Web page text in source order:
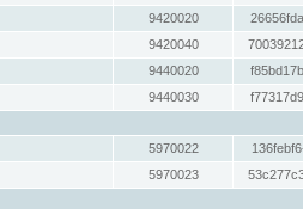
9420020
9420040
9440020
9440030
5970022
5970023